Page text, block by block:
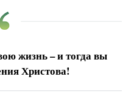
жизнь – и тогда вы
Христова!